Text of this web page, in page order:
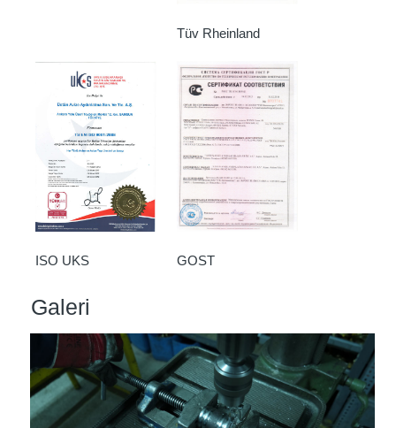
Tüv Rheinland
ISO UKS GOST
Galeri